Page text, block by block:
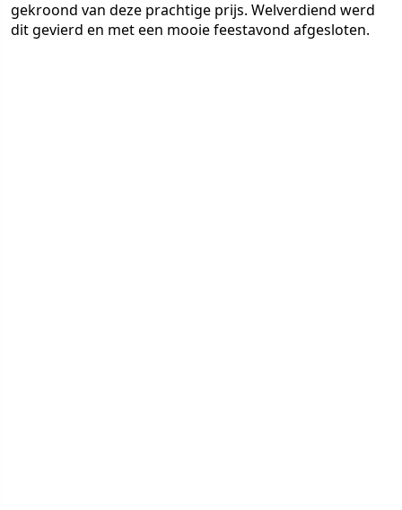
gekroond van deze prachtige prijs. Welverdiend werd
dit gevierd en met een mooie feestavond afgesloten.